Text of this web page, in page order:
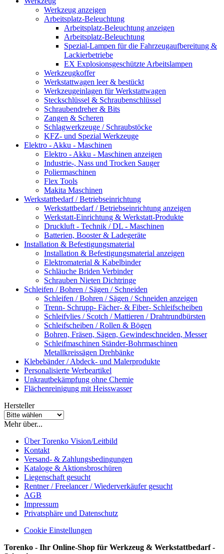
Werkzeug anzeigen
Arbeitsplatz-Beleuchtung
Arbeitsplatz-Beleuchtung anzeigen
Arbeitsplatz-Beleuchtung
Spezial-Lampen für die Fahrzeugaufbereitung &
Lackierbetriebe
EX Explosionsgeschützte Arbeitslampen
Werkzeugkoffer
Werkstattwagen leer & bestückt
Werkzeugeinlagen für Werkstattwagen
Steckschlüssel & Schraubenschlüssel
Schraubendreher & Bits
Zangen & Scheren
Schlagwerkzeuge / Schraubstöcke
KFZ- und Spezial Werkzeuge
Elektro - Akku - Maschinen
Elektro - Akku - Maschinen anzeigen
Industrie-, Nass und Trocken Sauger
Poliermaschinen
Flex Tools
Makita Maschinen
Werkstattbedarf / Betriebseinrichtung
Werkstattbedarf / Betriebseinrichtung anzeigen
Werkstatt-Einrichtung & Werkstatt-Produkte
Druckluft - Technik / DL - Maschinen
Batterien, Booster & Ladegeräte
Installation & Befestigungsmaterial
Installation & Befestigungsmaterial anzeigen
Elektromaterial & Kabelbinder
Schläuche Briden Verbinder
Schrauben Nieten Dichtringe
Schleifen / Bohren / Sägen / Schneiden
Schleifen / Bohren / Sägen / Schneiden anzeigen
Trenn- Schrupp- Fächer- & Fiber- Schleifscheiben
Schleifvlies / Scotch / Mattieren / Drahtrundbürsten
Schleifscheiben / Rollen & Bögen
Bohren, Fräsen, Sägen, Gewindeschneiden, Messer
Schleifmaschinen Ständer-Bohrmaschinen
Metallkreissägen Drehbänke
Klebebänder / Abdeck- und Malerprodukte
Personalisierte Werbeartikel
Unkrautbekämpfung ohne Chemie
Flächenreinigung mit Heisswasser
Hersteller
Mehr über...
Über Torenko Vision/Leitbild
Kontakt
Versand- & Zahlungsbedingungen
Kataloge & Aktionsbroschüren
Liegenschaft gesucht
Rentner / Freelancer / Wiederverkäufer gesucht
AGB
Impressum
Privatsphäre und Datenschutz
Cookie Einstellungen
Torenko - Ihr Online-Shop für Werkzeug & Werkstattbedarf -